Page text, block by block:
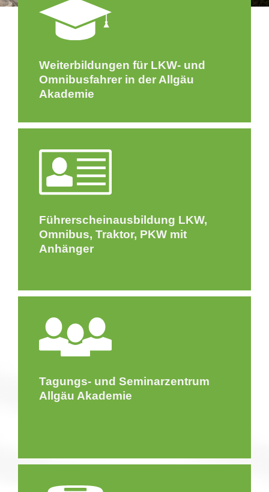
Weiterbildungen für LKW- und
Omnibusfahrer in der Allgäu
Akademie
Führerscheinausbildung LKW,
Omnibus, Traktor, PKW mit
Anhänger
Tagungs- und Seminarzentrum
Allgäu Akademie